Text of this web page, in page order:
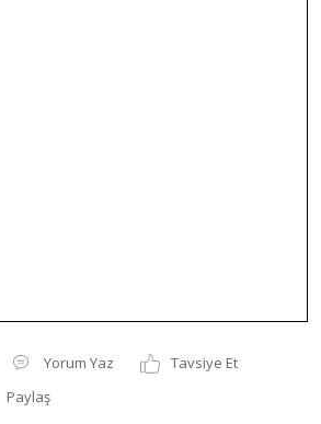
Yorum Yaz
Tavsiye Et
Paylaş